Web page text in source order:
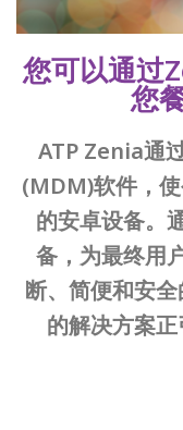
您可以通过
您
ATP Zenia通
(MDM)软件，
的安卓设备。
备，为最终用
断、简便和安
的解决方案正